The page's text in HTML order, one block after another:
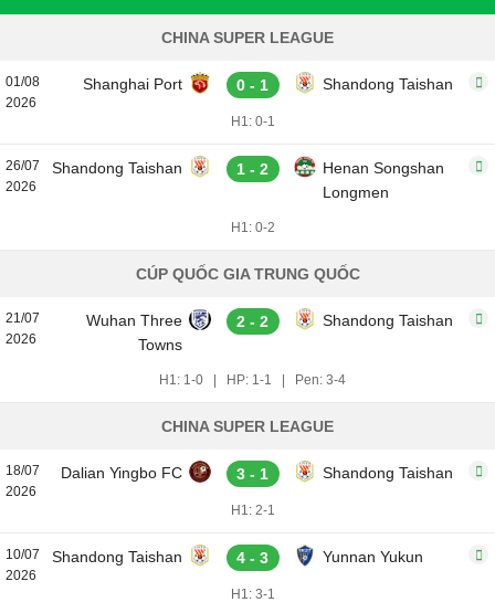
CHINA SUPER LEAGUE
01/08
2026
Shanghai Port 0 - 1 Shandong Taishan
H1: 0-1
26/07
2026
Shandong Taishan 1 - 2
Henan Songshan
Longmen
H1: 0-2
CÚP QUỐC GIA TRUNG QUỐC
21/07
2026
Wuhan Three
Towns
2 - 2 Shandong Taishan
H1: 1-0 HP: 1-1 Pen: 3-4
CHINA SUPER LEAGUE
18/07
2026
Dalian Yingbo FC 3 - 1 Shandong Taishan
H1: 2-1
10/07
2026
Shandong Taishan 4 - 3 Yunnan Yukun
H1: 3-1